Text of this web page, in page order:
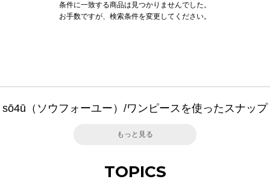
条件に一致する商品は見つかりませんでした。
お手数ですが、検索条件を変更してください。
sō4ū（ソウフォーユー）/ワンピースを使ったスナップ
もっと見る
TOPICS